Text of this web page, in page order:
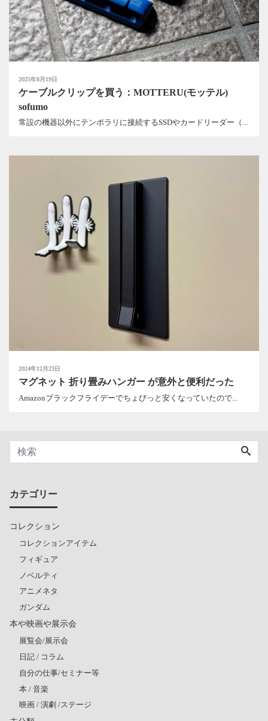
2025年8月19日
ケーブルクリップを買う：MOTTERU(モッテル)
sofumo
常設の機器以外にテンポラリに接続するSSDやカードリーダー（...
2024年12月23日
マグネット 折り畳みハンガー が意外と便利だった
Amazonブラックフライデーでちょびっと安くなっていたので...
カテゴリー
コレクション
コレクションアイテム
フィギュア
ノベルティ
アニメネタ
ガンダム
本や映画や展示会
展覧会/展示会
日記 / コラム
自分の仕事/セミナー等
本 / 音楽
映画 / 演劇 /ステージ